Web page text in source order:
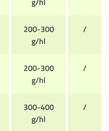
200-300
g/hl
/
200-300
g/hl
/
300-400
g/hl
/